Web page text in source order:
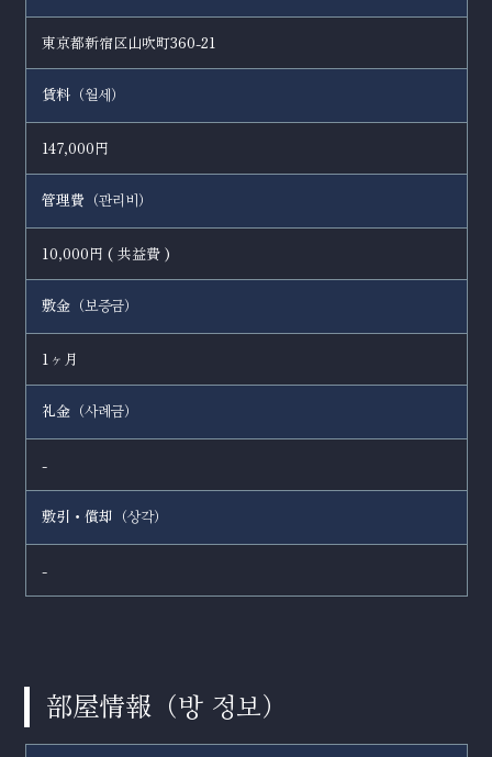
東京都新宿区山吹町360-21
賃料（월세 ）
147,000円
管理費（관리비 ）
10,000円 ( 共益費 )
敷金（보증금）
1ヶ月
礼金（사례금）
-
敷引・償却（상각）
-
部屋情報（방 정보）